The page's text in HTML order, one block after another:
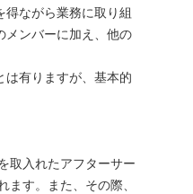
ながら業務に取り組
メンバーに加え、他の
は有りますが、基本的
取入れたアフターサー
す。また、その際、